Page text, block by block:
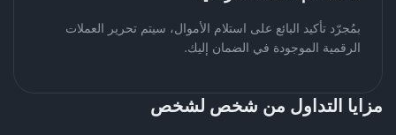
بمُجرّد تأكيد البائع على استلام الأموال، سيتم تحرير العملات
الرقمية الموجودة في الضمان إليك.
مزايا التداول من شخص لشخص